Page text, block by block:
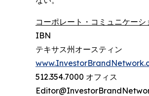
コーポレート・コミュニケーシ
IBN
テキサス州オースティン
512.354.7000 オフィス